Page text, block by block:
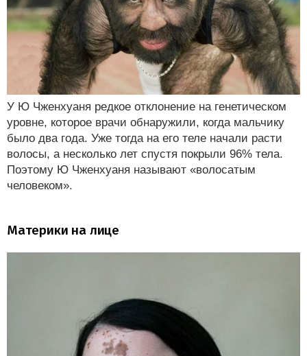
У Ю Чженхуаня редкое отклонение на генетическом
уровне, которое врачи обнаружили, когда мальчику
было два года. Уже тогда на его теле начали расти
волосы, а несколько лет спустя покрыли 96% тела.
Поэтому Ю Чженхуаня называют «волосатым
человеком».
Материки на лице